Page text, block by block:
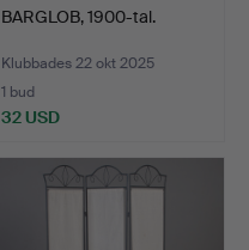
BARGLOB, 1900-tal.
Klubbades 22 okt 2025
1 bud
32 USD